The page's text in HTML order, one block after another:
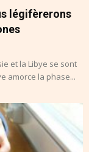
légifèrerons
et la Libye se sont
amorce la phase...